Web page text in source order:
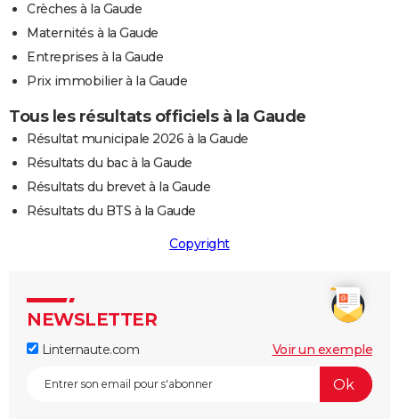
Crèches à la Gaude
Maternités à la Gaude
Entreprises à la Gaude
Prix immobilier à la Gaude
Tous les résultats officiels à la Gaude
Résultat municipale 2026 à la Gaude
Résultats du bac à la Gaude
Résultats du brevet à la Gaude
Résultats du BTS à la Gaude
Copyright
NEWSLETTER
Linternaute.com Voir un exemple